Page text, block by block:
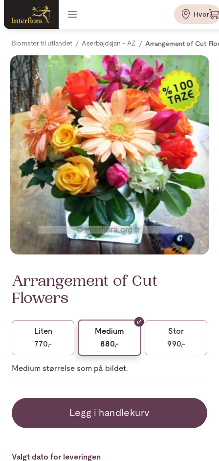
Hvor?
Blomster til utlandet Aserbajdsjan - AZ Arrangement of Cut
Arrangement of Cut
Flowers
Liten
770,-
Medium
880,-
Stor
990,-
Medium størrelse som på bildet.
Legg i handlekurv
Valgt dato for leveringen